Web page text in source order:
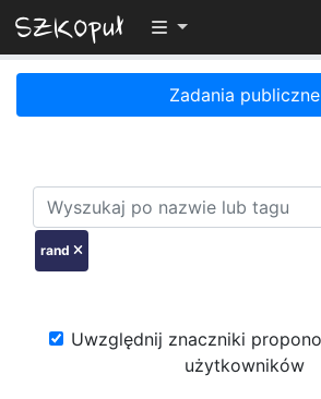
Przełącz
Zadania publiczne
rand
Uwzględnij znaczniki
użytkowników